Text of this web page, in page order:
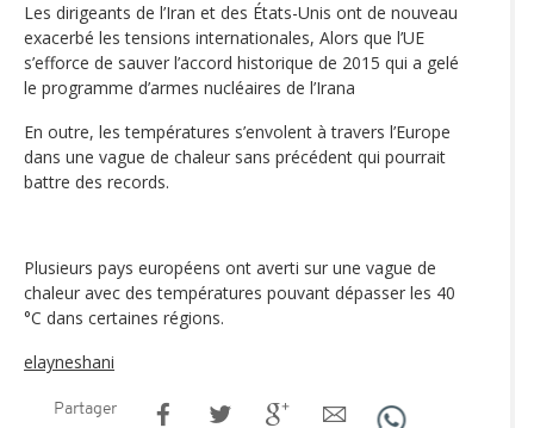
Les dirigeants de l’Iran et des États-Unis ont de nouveau
exacerbé les tensions internationales, Alors que l’UE
s’efforce de sauver l’accord historique de 2015 qui a gelé
le programme d’armes nucléaires de l’Irana
En outre, les températures s’envolent à travers l’Europe
dans une vague de chaleur sans précédent qui pourrait
battre des records.
Plusieurs pays européens ont averti sur une vague de
chaleur avec des températures pouvant dépasser les 40
°C dans certaines régions.
elayneshani
Partager